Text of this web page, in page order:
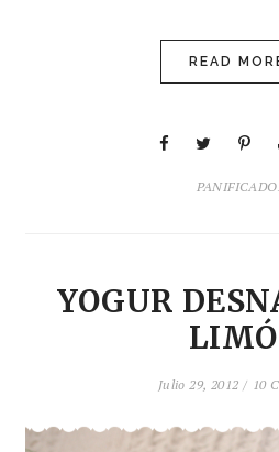
READ
YOGUR
Julio 29, 2012 / 10